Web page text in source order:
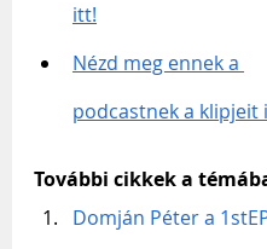
itt!
Nézd meg ennek a
podcastnek a klipjeit
További cikkek a
Domján Péter a